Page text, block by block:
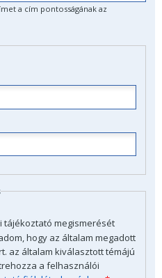
a cím pontosságának az
megismerését
hogy az általam megadott
az általam kiválasztott témájú
a felhasználói